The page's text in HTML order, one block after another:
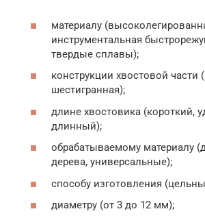
материалу
инструментальная
твердые сплавы);
конструкции хвостовой части
шестигранная);
длине хвостовика (короткий,
длинный);
обрабатываемому материалу
дерева, универсальные);
способу изготовления
диаметру (от 3 до 12 мм);